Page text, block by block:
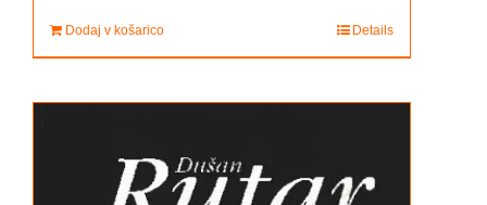
Dodaj v košarico Details